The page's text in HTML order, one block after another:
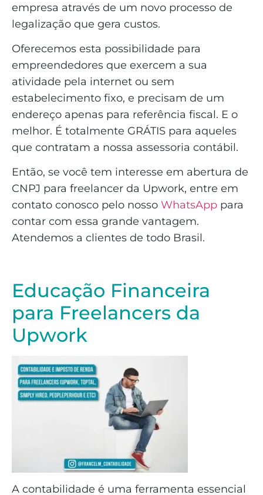
empresa através de um novo processo de
legalização que gera custos.
Oferecemos esta possibilidade para
empreendedores que exercem a sua
atividade pela internet ou sem
estabelecimento fixo, e precisam de um
endereço apenas para referência fiscal. E o
melhor. É totalmente GRÁTIS para aqueles
que contratam a nossa assessoria contábil.
Então, se você tem interesse em abertura de
CNPJ para freelancer da Upwork, entre em
contato conosco pelo nosso WhatsApp para
contar com essa grande vantagem.
Atendemos a clientes de todo Brasil.
Educação Financeira
para Freelancers da
Upwork
A contabilidade é uma ferramenta essencial